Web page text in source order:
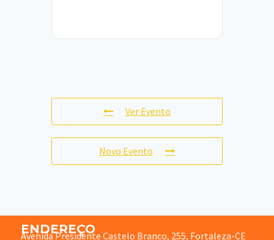
Ver Evento
Novo Evento
ENDEREÇO
Avenida Presidente Castelo Branco, 255, Fortaleza-CE